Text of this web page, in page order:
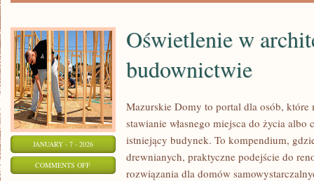
JANUARY - 7 - 2026
COMMENTS OFFON
Oświetlenie w
budownictwie
Mazurskie Domy to portal dla osób, które
stawianie własnego miejsca do życia albo
istniejący budynek. To kompendium,
drewnianych, praktyczne podejście do
rozwiązania dla domów